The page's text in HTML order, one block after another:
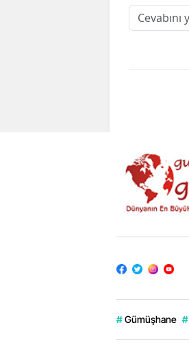
# Gümüşhane #